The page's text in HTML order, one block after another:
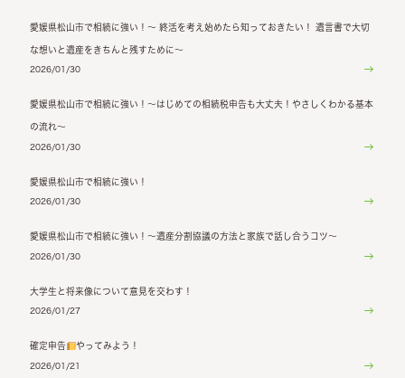
愛媛県松山市で相続に強い！～ 終活を考え始めたら知っておきたい！ 遺言書で大切
な想いと遺産をきちんと残すために～
2026/01/30
愛媛県松山市で相続に強い！～はじめての相続税申告も大丈夫！やさしくわかる基本
の流れ～
2026/01/30
愛媛県松山市で相続に強い！
2026/01/30
愛媛県松山市で相続に強い！～遺産分割協議の方法と家族で話し合うコツ～
2026/01/30
大学生と将来像について意見を交わす！
2026/01/27
確定申告 やってみよう！
2026/01/21